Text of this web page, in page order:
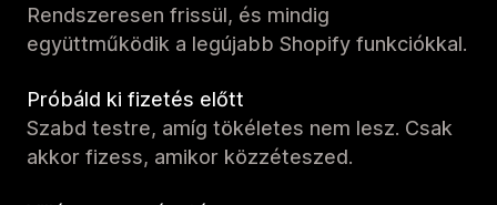
Rendszeresen frissül, és mindig
együttműködik a legújabb Shopify funkciókkal.
Próbáld ki fizetés előtt
Szabd testre, amíg tökéletes nem lesz. Csak
akkor fizess, amikor közzéteszed.